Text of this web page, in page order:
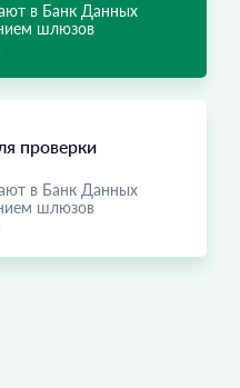
в Банк Данных
шлюзов
проверки
в Банк Данных
шлюзов